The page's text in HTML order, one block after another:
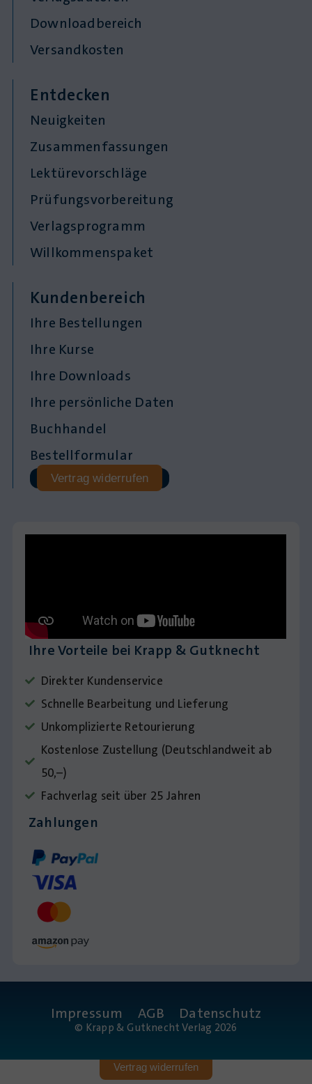
Downloadbereich
Versandkosten
Entdecken
Neuigkeiten
Zusammenfassungen
Lektürevorschläge
Prüfungsvorbereitung
Verlagsprogramm
Willkommenspaket
Kundenbereich
Ihre Bestellungen
Ihre Kurse
Ihre Downloads
Ihre persönliche Daten
Buchhandel
Bestellformular
Vertrag widerrufen
Ihre Vorteile bei Krapp & Gutknecht
Direkter Kundenservice
Schnelle Bearbeitung und Lieferung
Unkomplizierte Retourierung
Kostenlose Zustellung (Deutschlandweit ab
50,–)
Fachverlag seit über 25 Jahren
Zahlungen
Impressum AGB Datenschutz
© Krapp & Gutknecht Verlag 2026
Vertrag widerrufen